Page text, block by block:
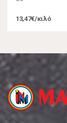
13,47€/κιλό